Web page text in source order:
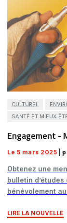
CULTUREL
SANTÉ ET MIEUX
Engagement -
Le 5 mars 2025 |
Obtenez une
bulletin
bénévolement
LIRE LA NOUVELLE